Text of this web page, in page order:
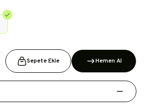
Sepete Ekle Hemen Al